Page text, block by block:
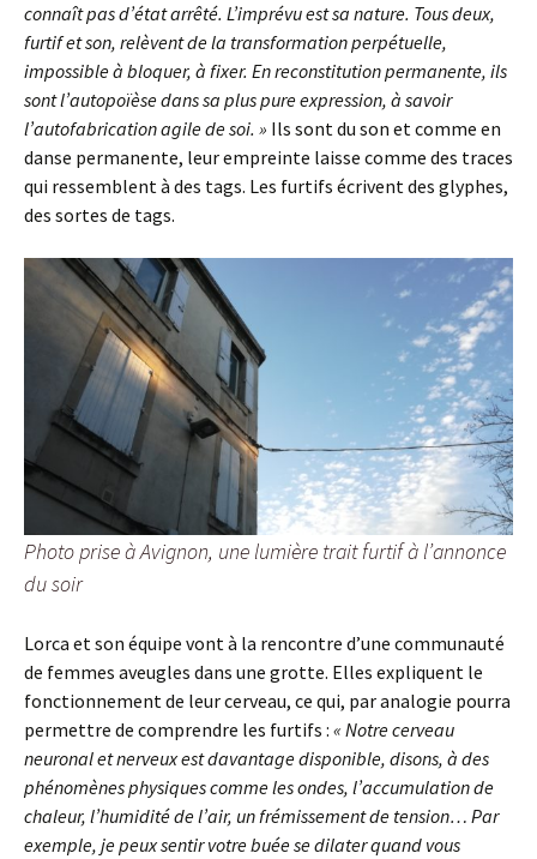
connaît pas d’état arrêté. L’imprévu est sa nature. Tous deux,
furtif et son, relèvent de la transformation perpétuelle,
impossible à bloquer, à fixer. En reconstitution permanente, ils
sont l’autopoïèse dans sa plus pure expression, à savoir
l’autofabrication agile de soi. » Ils sont du son et comme en
danse permanente, leur empreinte laisse comme des traces
qui ressemblent à des tags. Les furtifs écrivent des glyphes,
des sortes de tags.
Photo prise à Avignon, une lumière trait furtif à l’annonce
du soir
Lorca et son équipe vont à la rencontre d’une communauté
de femmes aveugles dans une grotte. Elles expliquent le
fonctionnement de leur cerveau, ce qui, par analogie pourra
permettre de comprendre les furtifs : « Notre cerveau
neuronal et nerveux est davantage disponible, disons, à des
phénomènes physiques comme les ondes, l’accumulation de
chaleur, l’humidité de l’air, un frémissement de tension… Par
exemple, je peux sentir votre buée se dilater quand vous